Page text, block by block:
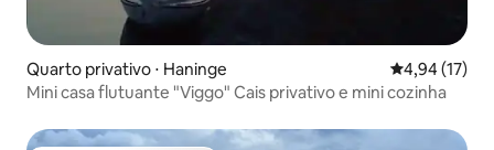
Quarto privativo ⋅ Haninge 4,94 de uma
4,94 (17)
Mini casa flutuante "Viggo" Cais privativo e mini cozinha